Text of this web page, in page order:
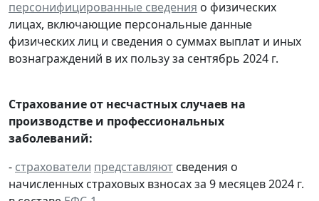
персонифицированные сведения о физических
лицах, включающие персональные данные
физических лиц и сведения о суммах выплат и иных
вознаграждений в их пользу за сентябрь 2024 г.
Страхование от несчастных случаев на
производстве и профессиональных
заболеваний:
- страхователи представляют сведения о
начисленных страховых взносах за 9 месяцев 2024 г.